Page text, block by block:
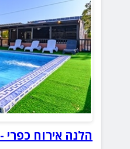
הלנה אירוח כפרי - HELENA